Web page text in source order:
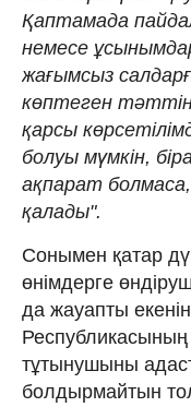
Қаптамада
немесе
жағымсыз
көптеген
қарсы
болуы мүмкін,
ақпарат
қалады".
Сонымен қатар
өнімдерге
да жауапты екенін
Республикасының
тұтынушыны
болдырмайтын